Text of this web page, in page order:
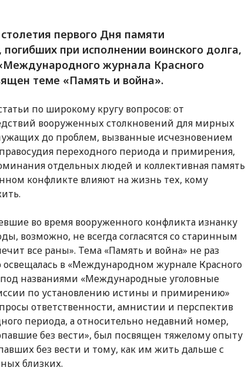
первого Дня памяти
при исполнении воинского долга,
журнала Красного
теме «Память и война».
по широкому кругу вопросов: от
вооруженных столкновений для мирных
до проблем, вызванные исчезновением
переходного периода и примирения,
отдельных людей и коллективная память
конфликте влияют на жизнь тех, кому
во время вооруженного конфликта изнанку
возможно, не всегда согласятся со старинным
все раны». Тема «Память и война» не раз
в «Международном журнале Красного
под названиями «Международные уголовные
по установлению истины и примирению»
ответственности, амнистии и перспектив
периода, а относительно недавний номер,
без вести», был посвящен тяжелому опыту
без вести и тому, как им жить дальше с
близких.